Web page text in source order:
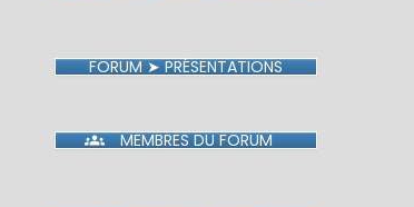
FORUM ➤ PRÉSENTATIONS
MEMBRES DU FORUM